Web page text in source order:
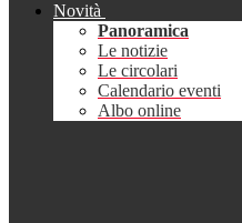
Novità
Panoramica
Le notizie
Le circolari
Calendario eventi
Albo online